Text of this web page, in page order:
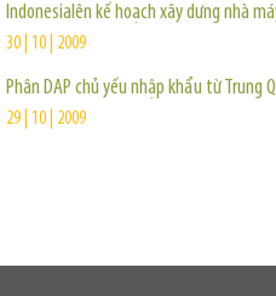
Indonesialên kế hoạch xây dưng nhà
30 | 10 | 2009
Phân DAP chủ yếu nhập khẩu từ Trung
29 | 10 | 2009